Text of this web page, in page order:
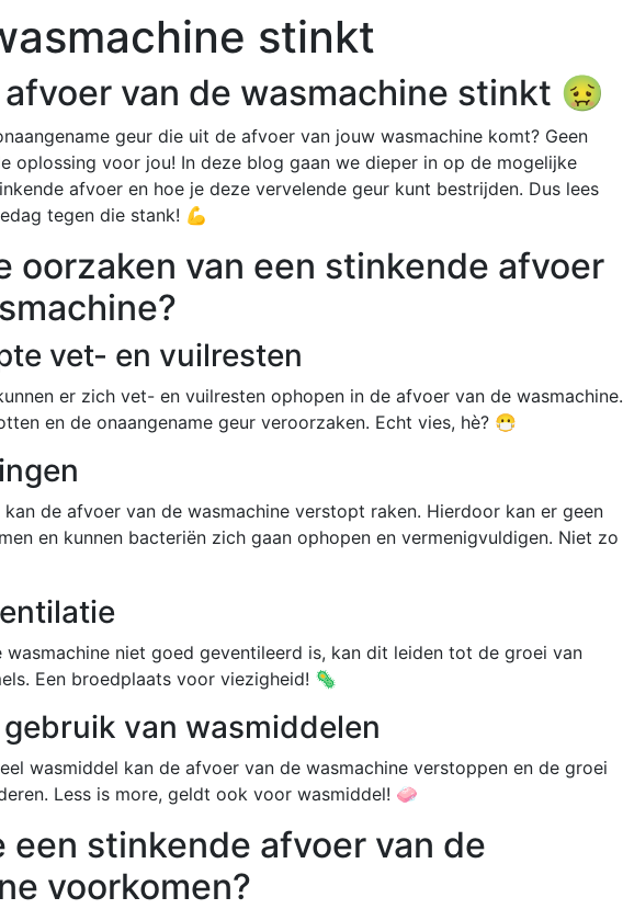
stinkt
van de wasmachine stinkt 🤢
geur die uit de afvoer van jouw wasmachine komt? Geen
oplossing voor jou! In deze blog gaan we dieper in op de mogelijke
afvoer en hoe je deze vervelende geur kunt bestrijden. Dus lees
tegen die stank! 💪
oorzaken van een stinkende afvoer
vet- en vuilresten
er zich vet- en vuilresten ophopen in de afvoer van de wasmachine.
en de onaangename geur veroorzaken. Echt vies, hè? 😷
kan de afvoer van de wasmachine verstopt raken. Hierdoor kan er geen
en kunnen bacteriën zich gaan ophopen en vermenigvuldigen. Niet zo
wasmachine niet goed geventileerd is, kan dit leiden tot de groei van
Een broedplaats voor viezigheid! 🦠
van wasmiddelen
wasmiddel kan de afvoer van de wasmachine verstoppen en de groei
Less is more, geldt ook voor wasmiddel! 🧼
een stinkende afvoer van de
voorkomen?